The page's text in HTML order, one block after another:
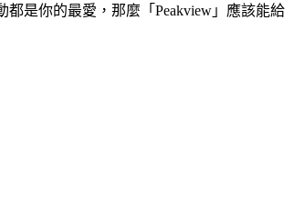
是你的最愛，那麼「Peakview」應該能給